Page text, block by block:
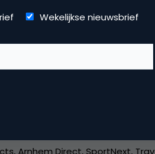
Arnhem Direct, SportNext,
Wekelijkse nieuwsbrief